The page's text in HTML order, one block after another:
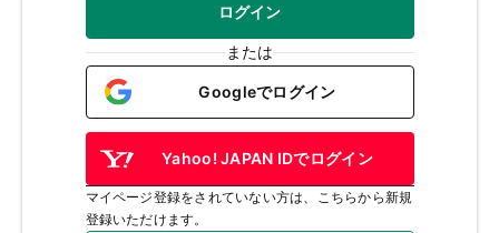
ログイン
または
Googleでログイン
Yahoo! JAPAN IDでログイン
マイページ登録をされていない方は、こちらから新規
登録いただけます。